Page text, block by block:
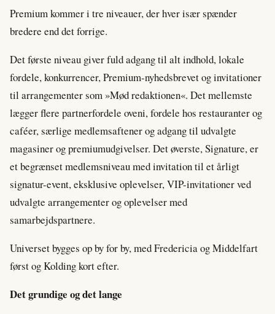
Premium kommer i tre niveauer, der hver især spænder
bredere end det forrige.
Det første niveau giver fuld adgang til alt indhold, lokale
fordele, konkurrencer, Premium-nyhedsbrevet og invitationer
til arrangementer som »Mød redaktionen«. Det mellemste
lægger flere partnerfordele oveni, fordele hos restauranter og
caféer, særlige medlemsaftener og adgang til udvalgte
magasiner og premiumudgivelser. Det øverste, Signature, er
et begrænset medlemsniveau med invitation til et årligt
signatur-event, eksklusive oplevelser, VIP-invitationer ved
udvalgte arrangementer og oplevelser med
samarbejdspartnere.
Universet bygges op by for by, med Fredericia og Middelfart
først og Kolding kort efter.
Det grundige og det lange